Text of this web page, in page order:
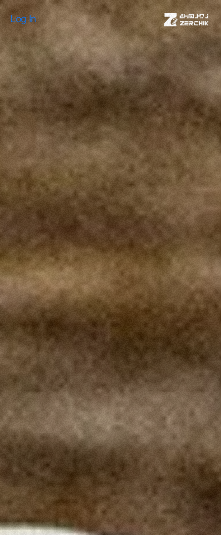
Log In
Log In